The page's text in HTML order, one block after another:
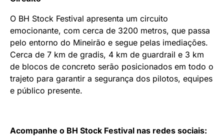
O BH Stock Festival apresenta um circuito
emocionante, com cerca de 3200 metros, que passa
pelo entorno do Mineirão e segue pelas imediações.
Cerca de 7 km de gradis, 4 km de guardrail e 3 km
de blocos de concreto serão posicionados em todo o
trajeto para garantir a segurança dos pilotos, equipes
e público presente.
Acompanhe o BH Stock Festival nas redes sociais: